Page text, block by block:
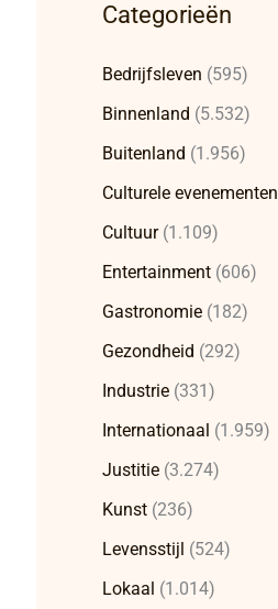
Categorieën
Bedrijfsleven (595)
Binnenland (5.532)
Buitenland (1.956)
Culturele evenementen
Cultuur(1.109)
Entertainment (606)
Gastronomie (182)
Gezondheid (292)
Industrie (331)
Internationaal (1.959)
Justitie (3.274)
Kunst (236)
Levensstijl (524)
Lokaal (1.014)